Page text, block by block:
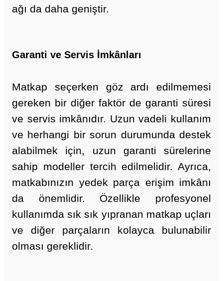
ağı da daha geniştir.
Garanti ve Servis İmkânları
Matkap seçerken göz ardı edilmemesi
gereken bir diğer faktör de garanti süresi
ve servis imkânıdır. Uzun vadeli kullanım
ve herhangi bir sorun durumunda destek
alabilmek için, uzun garanti sürelerine
sahip modeller tercih edilmelidir. Ayrıca,
matkabınızın yedek parça erişim imkânı
da önemlidir. Özellikle profesyonel
kullanımda sık sık yıpranan matkap uçları
ve diğer parçaların kolayca bulunabilir
olması gereklidir.